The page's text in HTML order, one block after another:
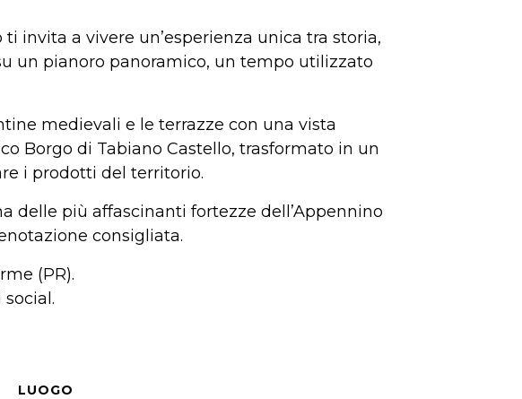
invita a vivere un’esperienza unica tra storia,
un pianoro panoramico, un tempo utilizzato
medievali e le terrazze con una vista
Borgo di Tabiano Castello, trasformato in un
i prodotti del territorio.
delle più affascinanti fortezze dell’Appennino
consigliata.
(PR).
LUOGO